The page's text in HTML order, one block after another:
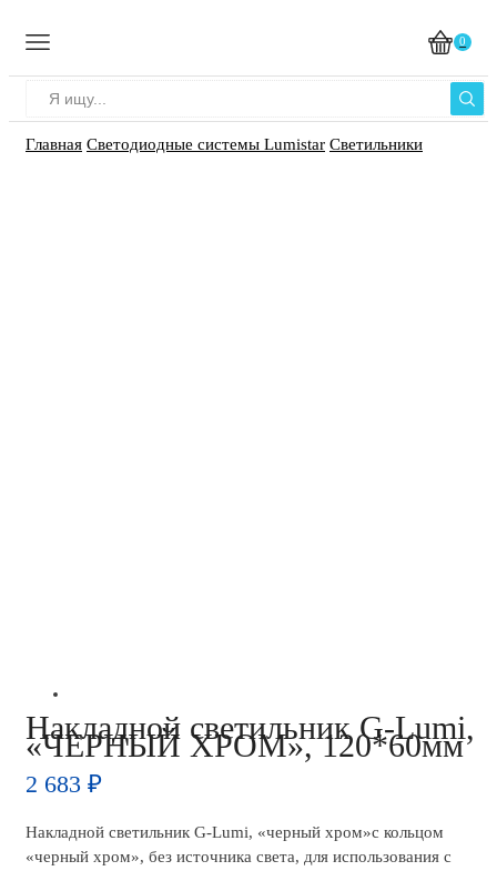
0
Главная Светодиодные системы Lumistar Светильники
Накладной светильник G-Lumi,
«ЧЕРНЫЙ ХРОМ», 120*60мм
2 683 ₽
Накладной светильник G-Lumi, «черный хром»с кольцом
«черный хром», без источника света, для использования с